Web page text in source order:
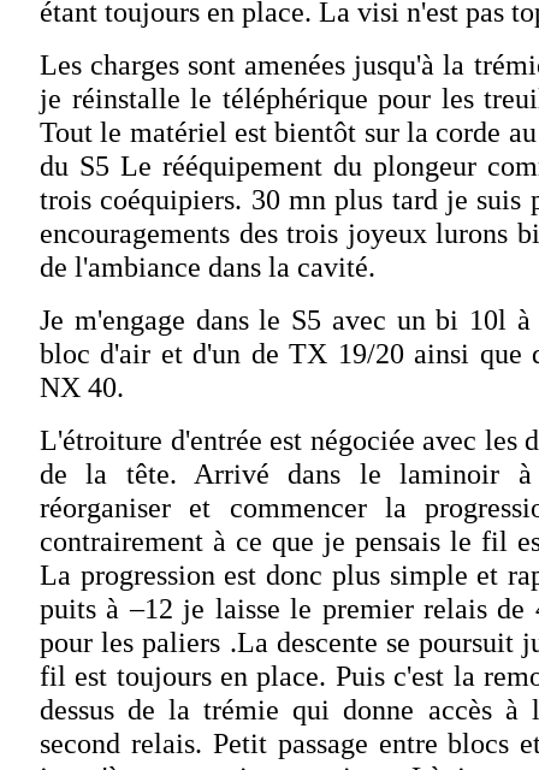
étant toujours en place. La visi n'est pas
Les charges sont amenées jusqu'à la
je réinstalle le téléphérique pour les
Tout le matériel est bientôt sur la corde au
du S5 Le rééquipement du plongeur
trois coéquipiers. 30 mn plus tard je suis
encouragements des trois joyeux lurons
de l'ambiance dans la cavité.
Je m'engage dans le S5 avec un bi 10l
bloc d'air et d'un de TX 19/20 ainsi que
NX 40.
L'étroiture d'entrée est négociée avec les
de la tête. Arrivé dans le laminoir
réorganiser et commencer la
contrairement à ce que je pensais le fil
La progression est donc plus simple et
puits à –12 je laisse le premier relais de
pour les paliers .La descente se poursuit
fil est toujours en place. Puis c'est la
dessus de la trémie qui donne accès à
second relais. Petit passage entre blocs